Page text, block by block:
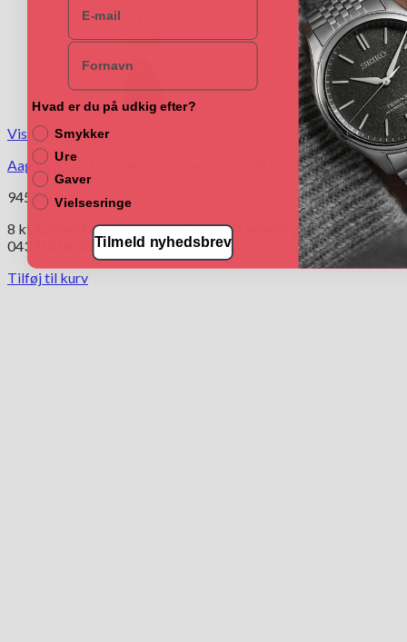
Vis
Aagaard Guld vedhæng med røgkvarts 04331416-45
945.00 kr.
8 kt guldvedhæng med røgkvarts, inkl. sølvforgyldt kæde.
04331416-45
Tilføj til kurv
Navn
Hvad er du på udkig efter?
Smykker
Ure
Gaver
Vielsesringe
Tilmeld nyhedsbrev